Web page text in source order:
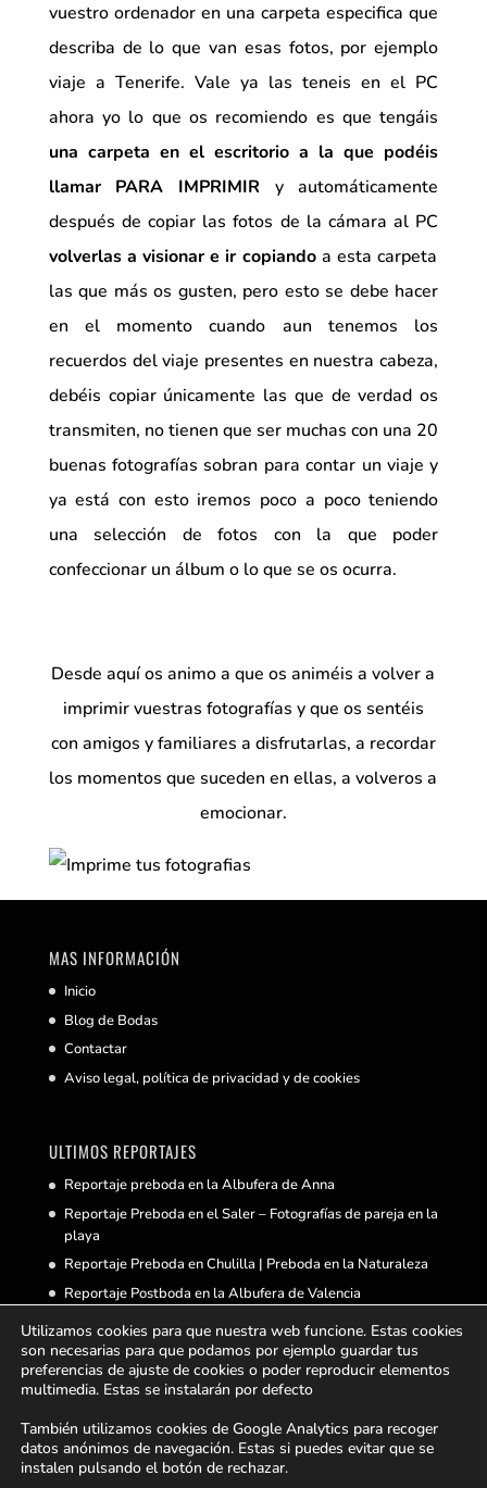
vuestro ordenador en una carpeta especifica que
describa de lo que van esas fotos, por ejemplo
viaje a Tenerife. Vale ya las teneis en el PC
ahora yo lo que os recomiendo es que tengáis
una carpeta en el escritorio a la que podéis
llamar PARA IMPRIMIR y automáticamente
después de copiar las fotos de la cámara al PC
volverlas a visionar e ir copiandoa esta carpeta
las que más os gusten, pero esto se debe hacer
en el momento cuando aun tenemos los
recuerdos del viaje presentes en nuestra cabeza,
debéis copiar únicamente las que de verdad os
transmiten, no tienen que ser muchas con una 20
buenas fotografías sobran para contar un viaje y
ya está con esto iremos poco a poco teniendo
una selección de fotos con la que poder
confeccionar un álbum o lo que se os ocurra.
Desde aquí os animo a que os animéis a volver a
imprimir vuestras fotografías y que os sentéis
con amigos y familiares a disfrutarlas, a recordar
los momentos que suceden en ellas, a volveros a
emocionar.
MAS INFORMACIÓN
Inicio
Blog de Bodas
Contactar
Aviso legal, política de privacidad y de cookies
ULTIMOS REPORTAJES
Reportaje preboda en la Albufera de Anna
Reportaje Preboda en el Saler – Fotografías de pareja en la
playa
Reportaje Preboda en Chulilla | Preboda en la Naturaleza
Reportaje Postboda en la Albufera de Valencia
Reportaje de Boda en Castellnovo
BUSCAS ALGO
Utilizamos cookies para que nuestra web funcione. Estas cookies
son necesarias para que podamos por ejemplo guardar tus
preferencias de ajuste de cookies o poder reproducir elementos
multimedia. Estas se instalarán por defecto
También utilizamos cookies de Google Analytics para recoger
datos anónimos de navegación. Estas si puedes evitar que se
instalen pulsando el botón de rechazar.